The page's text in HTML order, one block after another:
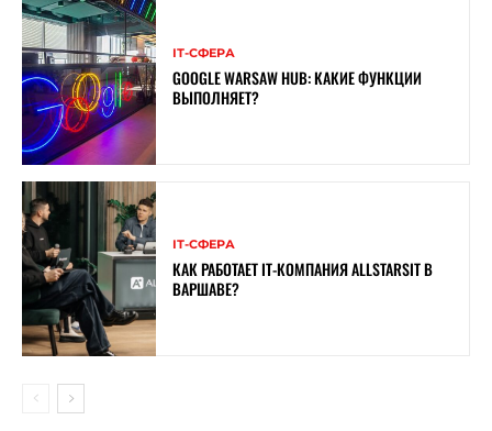
ІТ-СФЕРА
GOOGLE WARSAW HUB: КАКИЕ ФУНКЦИИ
ВЫПОЛНЯЕТ?
ІТ-СФЕРА
КАК РАБОТАЕТ IT-КОМПАНИЯ ALLSTARSIT В
ВАРШАВЕ?